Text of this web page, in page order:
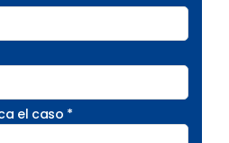
el caso *